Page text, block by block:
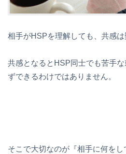
相手がHSPを理解しても、共感は
共感となるとHSP同士でも苦手
ずできるわけではありません。
そこで大切なのが『相手に何をし